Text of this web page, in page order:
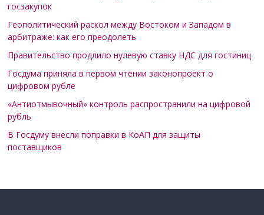
госзакупок
Геополитический раскол между Востоком и Западом в
арбитраже: как его преодолеть
Правительство продлило нулевую ставку НДС для гостиниц
Госдума приняла в первом чтении законопроект о
цифровом рубле
«Антиотмывочный» контроль распространили на цифровой
рубль
В Госдуму внесли поправки в КоАП для защиты
поставщиков